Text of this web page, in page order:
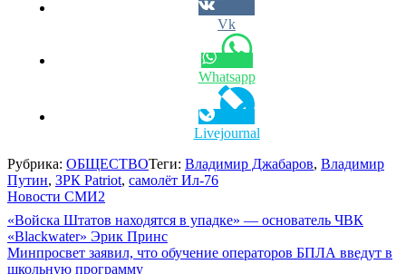
Vk
Whatsapp
Livejournal
Рубрика: ОБЩЕСТВОТеги: Владимир Джабаров, Владимир
Путин, ЗРК Patriot, самолёт Ил-76
Новости СМИ2
Навигация
по
«Войска Штатов находятся в упадке» — основатель ЧВК
«Blackwater» Эрик Принс
Минпросвет заявил, что обучение операторов БПЛА введут в
школьную программу